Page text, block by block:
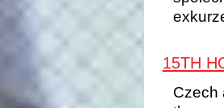
15TH
Czech